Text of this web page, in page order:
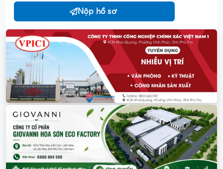
Nộp hồ sơ